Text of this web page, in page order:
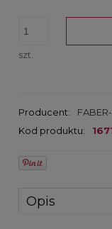
szt.
Producent:
Kod produktu:
Opis